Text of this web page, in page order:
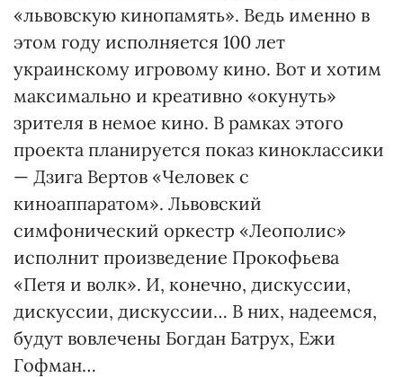
«львовскую кинопамять». Ведь именно в
этом году исполняется 100 лет
украинскому игровому кино. Вот и хотим
максимально и креативно «окунуть»
зрителя в немое кино. В рамках этого
проекта планируется показ киноклассики
— Дзига Вертов «Человек с
киноаппаратом». Львовский
симфонический оркестр «Леополис»
исполнит произведение Прокофьева
«Петя и волк». И, конечно, дискуссии,
дискуссии, дискуссии… В них, надеемся,
будут вовлечены Богдан Батрух, Ежи
Гофман…